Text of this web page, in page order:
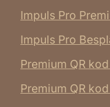
Impuls Pro
Impuls Pro
Premium QR
Premium QR